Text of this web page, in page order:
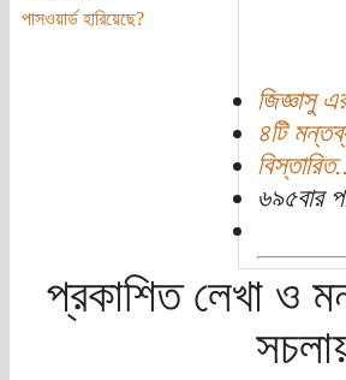
পাসওয়ার্ড হারিয়েছে?
জিজ্ঞাসু
৪টি
৬৯৫বার
প্রকাশিত লেখা ও